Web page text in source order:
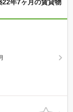
年7ヶ月の賃貸物